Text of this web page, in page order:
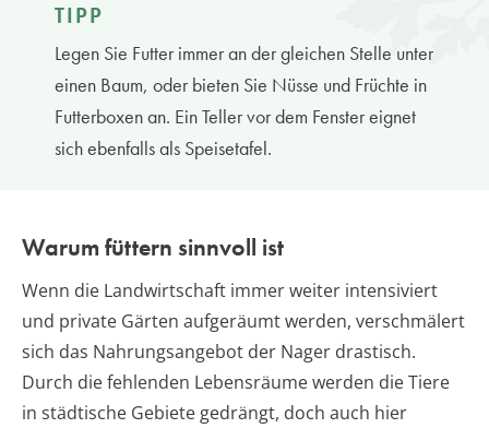
TIPP
Legen Sie Futter immer an der gleichen Stelle unter
einen Baum, oder bieten Sie Nüsse und Früchte in
Futterboxen an. Ein Teller vor dem Fenster eignet
sich ebenfalls als Speisetafel.
Warum füttern sinnvoll ist
Wenn die Landwirtschaft immer weiter intensiviert
und private Gärten aufgeräumt werden, verschmälert
sich das Nahrungsangebot der Nager drastisch.
Durch die fehlenden Lebensräume werden die Tiere
in städtische Gebiete gedrängt, doch auch hier